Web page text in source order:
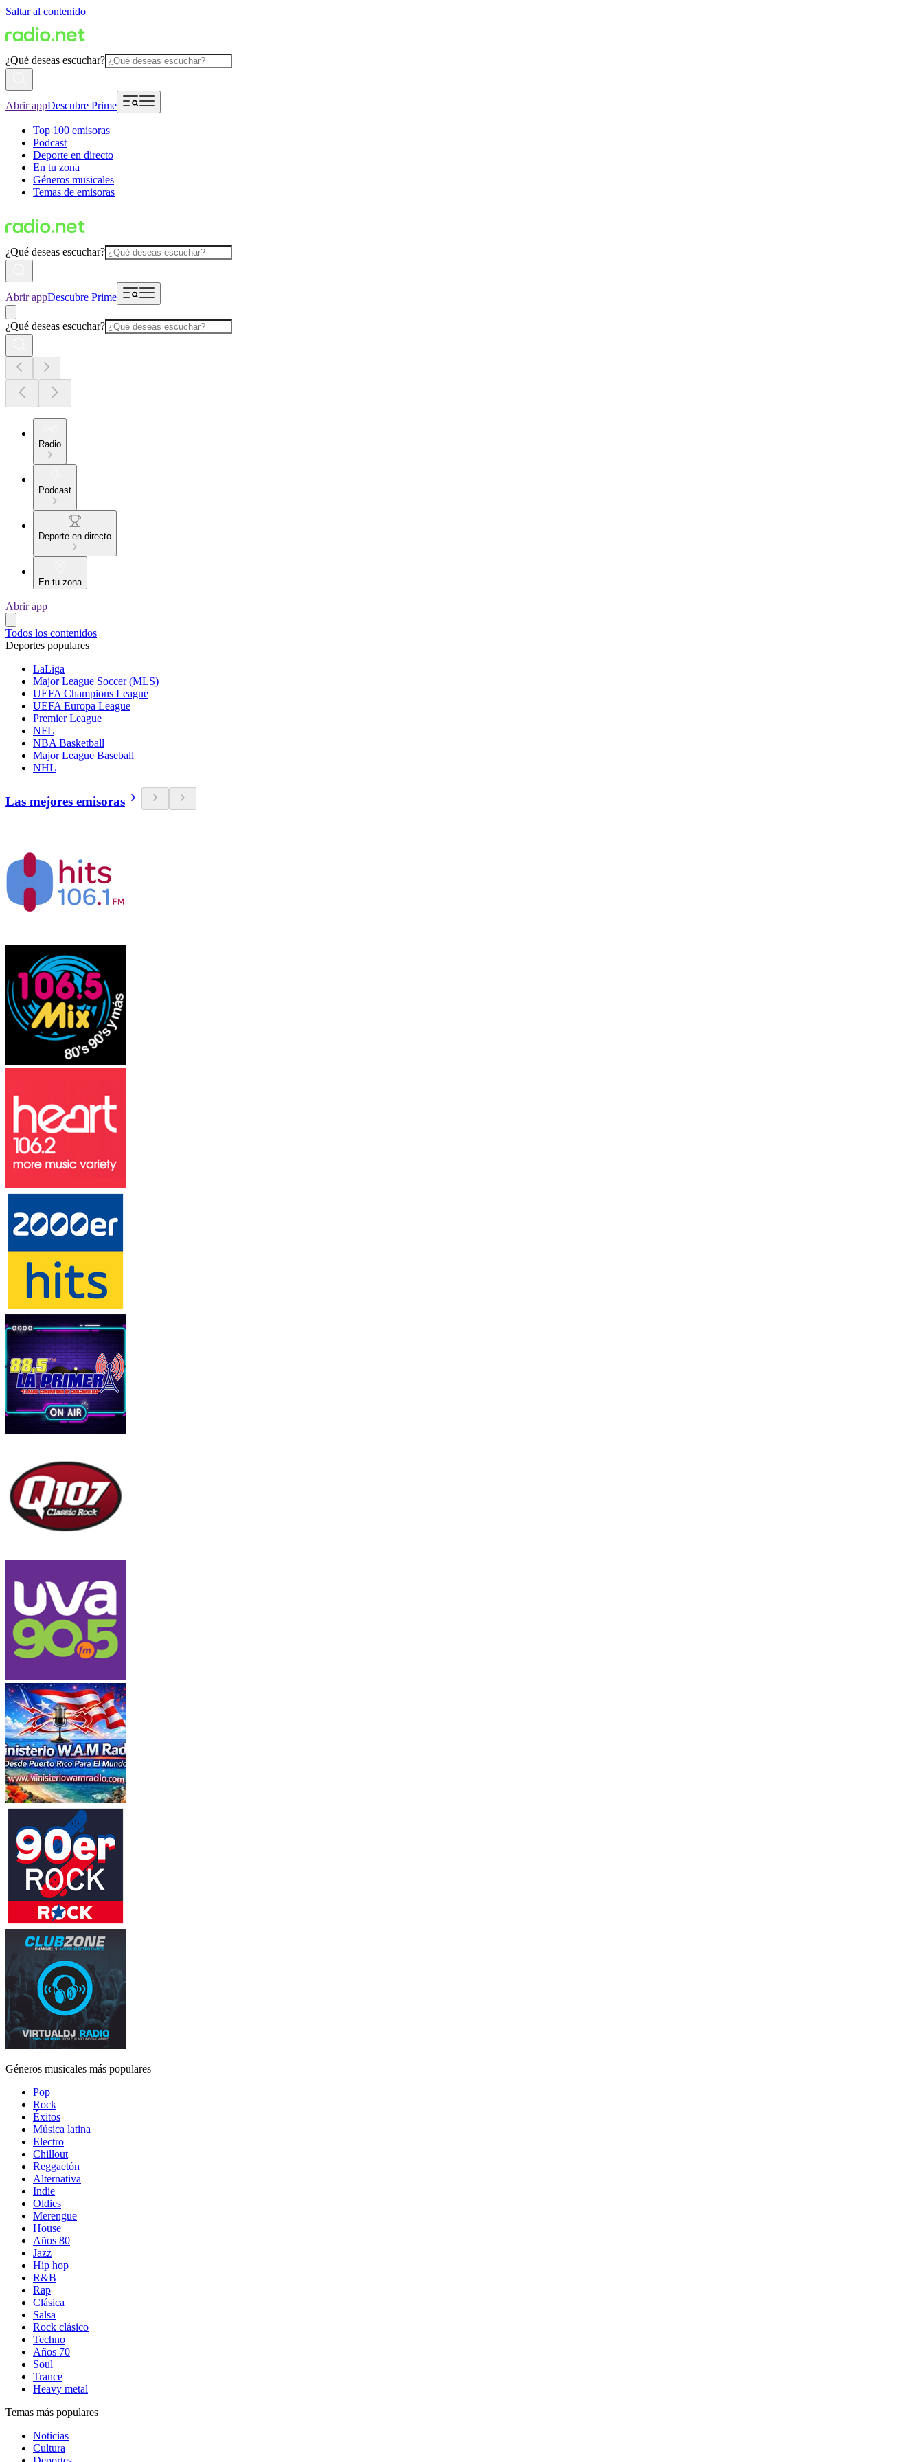
Saltar al contenido
¿Qué deseas escuchar?
Abrir appDescubre Prime
Top 100 emisoras
Podcast
Deporte en directo
En tu zona
Géneros musicales
Temas de emisoras
¿Qué deseas escuchar?
Abrir appDescubre Prime
¿Qué deseas escuchar?
Radio
Podcast
Deporte en directo
En tu zona
Abrir app
Todos los contenidos
Deportes populares
LaLiga
Major League Soccer (MLS)
UEFA Champions League
UEFA Europa League
Premier League
NFL
NBA Basketball
Major League Baseball
NHL
Las mejores emisoras
Géneros musicales más populares
Pop
Rock
Éxitos
Música latina
Electro
Chillout
Reggaetón
Alternativa
Indie
Oldies
Merengue
House
Años 80
Jazz
Hip hop
R&B
Rap
Clásica
Salsa
Rock clásico
Techno
Años 70
Soul
Trance
Heavy metal
Temas más populares
Noticias
Cultura